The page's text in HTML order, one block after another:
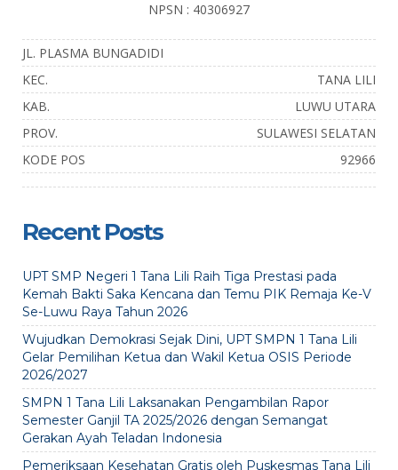
NPSN : 40306927
JL. PLASMA BUNGADIDI
KEC.
TANA LILI
KAB.
LUWU UTARA
PROV.
SULAWESI SELATAN
KODE POS
92966
Recent Posts
UPT SMP Negeri 1 Tana Lili Raih Tiga Prestasi pada
Kemah Bakti Saka Kencana dan Temu PIK Remaja Ke-V
Se-Luwu Raya Tahun 2026
Wujudkan Demokrasi Sejak Dini, UPT SMPN 1 Tana Lili
Gelar Pemilihan Ketua dan Wakil Ketua OSIS Periode
2026/2027
SMPN 1 Tana Lili Laksanakan Pengambilan Rapor
Semester Ganjil TA 2025/2026 dengan Semangat
Gerakan Ayah Teladan Indonesia
Pemeriksaan Kesehatan Gratis oleh Puskesmas Tana Lili